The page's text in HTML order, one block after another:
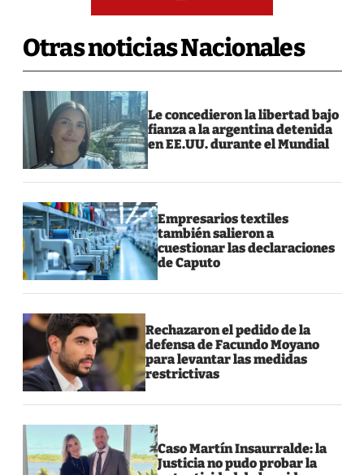
Otras noticias Nacionales
Le concedieron la libertad bajo
fianza a la argentina detenida
en EE.UU. durante el Mundial
Empresarios textiles
también salieron a
cuestionar las declaraciones
de Caputo
Rechazaron el pedido de la
defensa de Facundo Moyano
para levantar las medidas
restrictivas
Caso Martín Insaurralde: la
Justicia no pudo probar la